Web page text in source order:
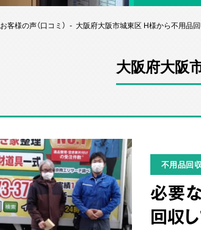
お客様の声（口コミ） 大阪府大阪市城東区 H様から不用品
大阪府大阪
不用品回
必要
回収